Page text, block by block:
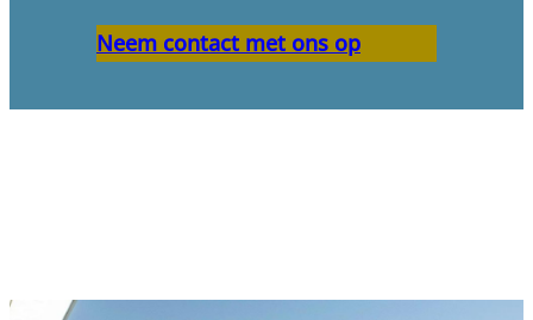
Neem contact met ons op